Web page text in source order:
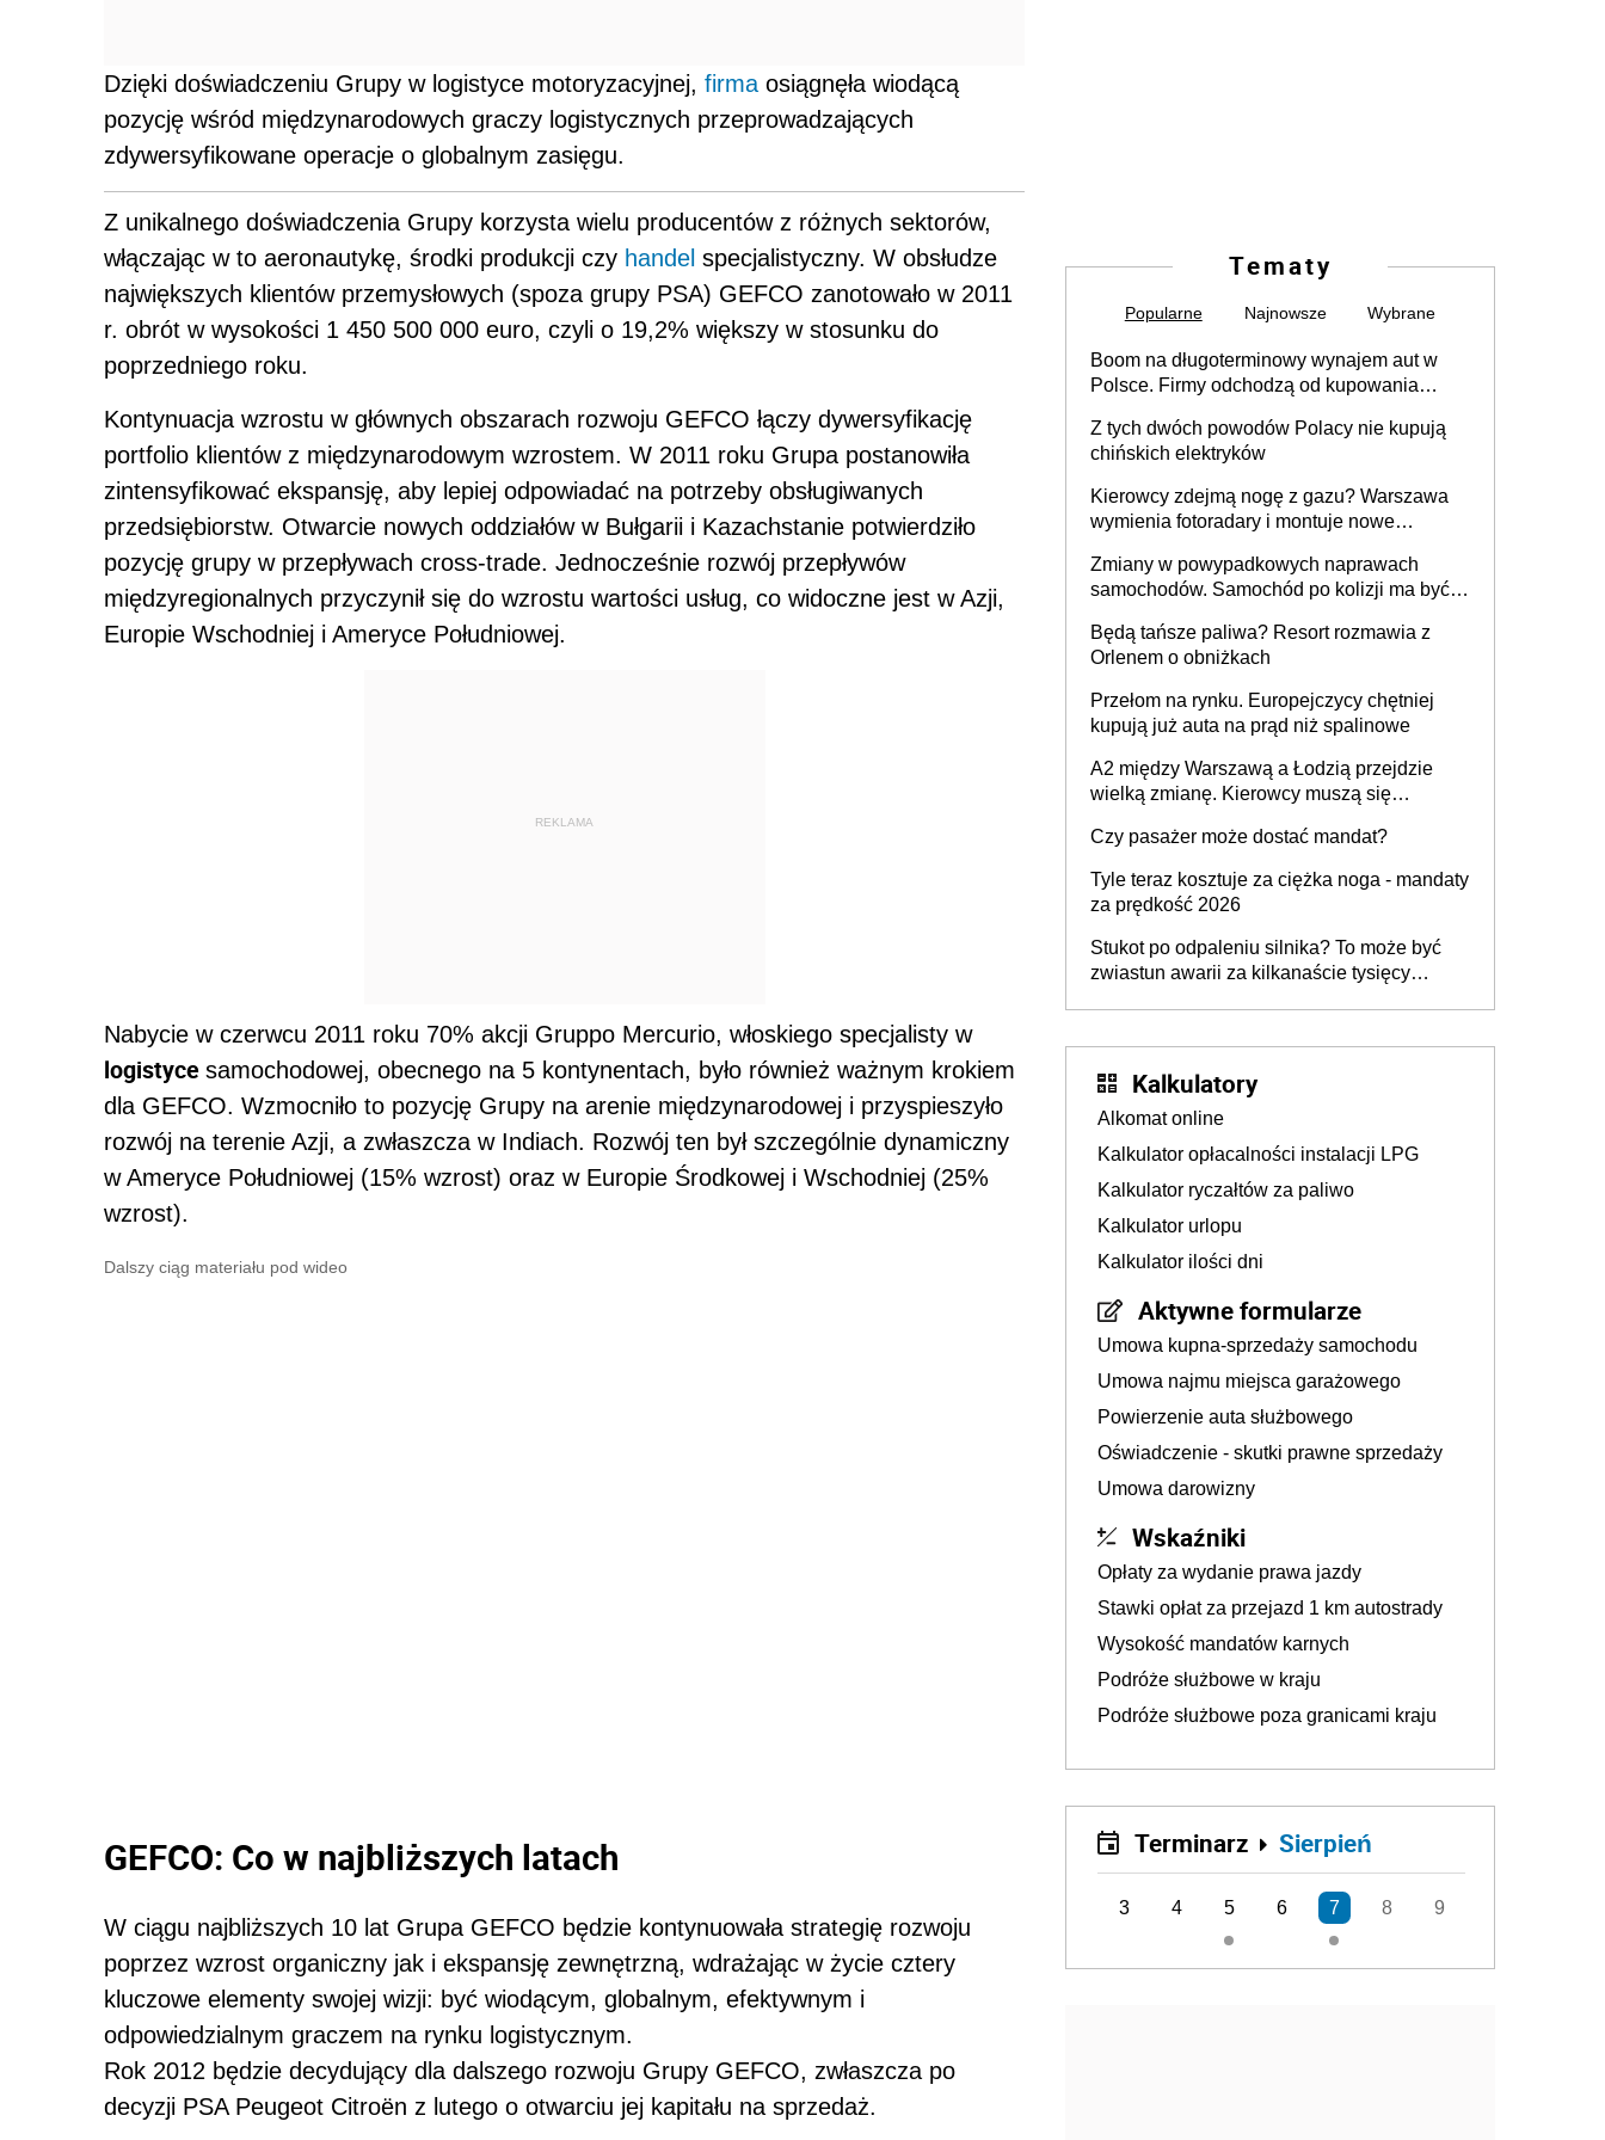
Dzięki doświadczeniu Grupy w logistyce motoryzacyjnej, firma osiągnęła wiodącą
pozycję wśród międzynarodowych graczy logistycznych przeprowadzających
zdywersyfikowane operacje o globalnym zasięgu.
Z unikalnego doświadczenia Grupy korzysta wielu producentów z różnych sektorów,
włączając w to aeronautykę, środki produkcji czy handel specjalistyczny. W obsłudze
największych klientów przemysłowych (spoza grupy PSA) GEFCO zanotowało w 2011
r. obrót w wysokości 1 450 500 000 euro, czyli o 19,2% większy w stosunku do
poprzedniego roku.
Kontynuacja wzrostu w głównych obszarach rozwoju GEFCO łączy dywersyfikację
portfolio klientów z międzynarodowym wzrostem. W 2011 roku Grupa postanowiła
zintensyfikować ekspansję, aby lepiej odpowiadać na potrzeby obsługiwanych
przedsiębiorstw. Otwarcie nowych oddziałów w Bułgarii i Kazachstanie potwierdziło
pozycję grupy w przepływach cross-trade. Jednocześnie rozwój przepływów
międzyregionalnych przyczynił się do wzrostu wartości usług, co widoczne jest w Azji,
Europie Wschodniej i Ameryce Południowej.
REKLAMA
Nabycie w czerwcu 2011 roku 70% akcji Gruppo Mercurio, włoskiego specjalisty w
logistyce samochodowej, obecnego na 5 kontynentach, było również ważnym krokiem
dla GEFCO. Wzmocniło to pozycję Grupy na arenie międzynarodowej i przyspieszyło
rozwój na terenie Azji, a zwłaszcza w Indiach. Rozwój ten był szczególnie dynamiczny
w Ameryce Południowej (15% wzrost) oraz w Europie Środkowej i Wschodniej (25%
wzrost).
Dalszy ciąg materiału pod wideo
GEFCO: Co w najbliższych latach
W ciągu najbliższych 10 lat Grupa GEFCO będzie kontynuowała strategię rozwoju
poprzez wzrost organiczny jak i ekspansję zewnętrzną, wdrażając w życie cztery
kluczowe elementy swojej wizji: być wiodącym, globalnym, efektywnym i
odpowiedzialnym graczem na rynku logistycznym.
Rok 2012 będzie decydujący dla dalszego rozwoju Grupy GEFCO, zwłaszcza po
decyzji PSA Peugeot Citroën z lutego o otwarciu jej kapitału na sprzedaż.
Tematy
Popularne Najnowsze Wybrane
Boom na długoterminowy wynajem aut w
Polsce. Firmy odchodzą od kupowania
Z tych dwóch powodów Polacy nie kupują
chińskich elektryków
Kierowcy zdejmą nogę z gazu? Warszawa
wymienia fotoradary i montuje nowe
Zmiany w powypadkowych naprawach
samochodów. Samochód po kolizji ma być
technologią producenta
Będą tańsze paliwa? Resort rozmawia z
Orlenem o obniżkach
Przełom na rynku. Europejczycy chętniej
kupują już auta na prąd niż spalinowe
A2 między Warszawą a Łodzią przejdzie
wielką zmianę. Kierowcy muszą się
Czy pasażer może dostać mandat?
Tyle teraz kosztuje za ciężka noga - mandaty
za prędkość 2026
Stukot po odpaleniu silnika? To może być
zwiastun awarii za kilkanaście tysięcy
Kalkulatory
Alkomat online
Kalkulator opłacalności instalacji LPG
Kalkulator ryczałtów za paliwo
Kalkulator urlopu
Kalkulator ilości dni
Aktywne formularze
Umowa kupna-sprzedaży samochodu
Umowa najmu miejsca garażowego
Powierzenie auta służbowego
Oświadczenie - skutki prawne sprzedaży
Umowa darowizny
Wskaźniki
Opłaty za wydanie prawa jazdy
Stawki opłat za przejazd 1 km autostrady
Wysokość mandatów karnych
Podróże służbowe w kraju
Podróże służbowe poza granicami kraju
Terminarz Sierpień
3 4 5 6 7 8 9